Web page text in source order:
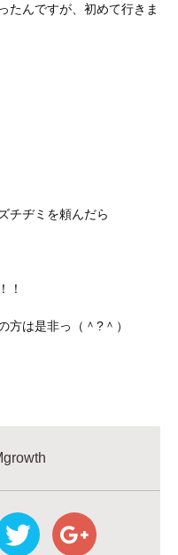
たんですが、初めて行きま
チヂミを頼んだら
！
方は是非っ（＾?＾）